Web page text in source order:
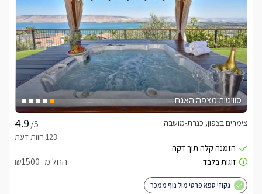
סוויטות מצפה האגם
/5
צימרים בצפון, כנרת-מושבה
החל מ- ₪1500
גקוזי ספא פרטי מול נוף ממכר